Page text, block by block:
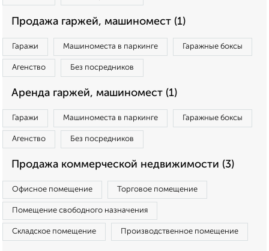
Продажа гаржей, машиномест (1)
Гаражи Машиноместа в паркинге Гаражные боксы
Агенство Без посредников
Аренда гаржей, машиномест (1)
Гаражи Машиноместа в паркинге Гаражные боксы
Агенство Без посредников
Продажа коммерческой недвижимости (3)
Офисное помещение Торговое помещение
Помещение свободного назначения
Складское помещение Производственное помещение